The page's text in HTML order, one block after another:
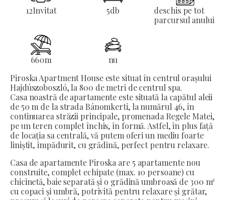
12Invitat 5db
deschis pe tot
parcursul anului
660m
nu
Piroska Apartment House este situat în centrul orașului
Hajdúszoboszló, la 800 de metri de centrul spa.
Casa noastră de apartamente este situată la capătul aleii
de 50 m de la strada Bánomkerti, la numărul 46, în
continuarea străzii principale, promenada Regele Matei,
pe un teren complet închis, în formă. Astfel, în plus față
de locația sa centrală, vă putem oferi un mediu foarte
liniștit, împădurit, cu grădină, perfect pentru relaxare.
Casa de apartamente Piroska are 5 apartamente nou
construite, complet echipate (max. 10 persoane) cu
chicinetă, baie separată și o grădină umbroasă de 300 m²
cu copaci și umbră, potrivită pentru relaxare și grătar,